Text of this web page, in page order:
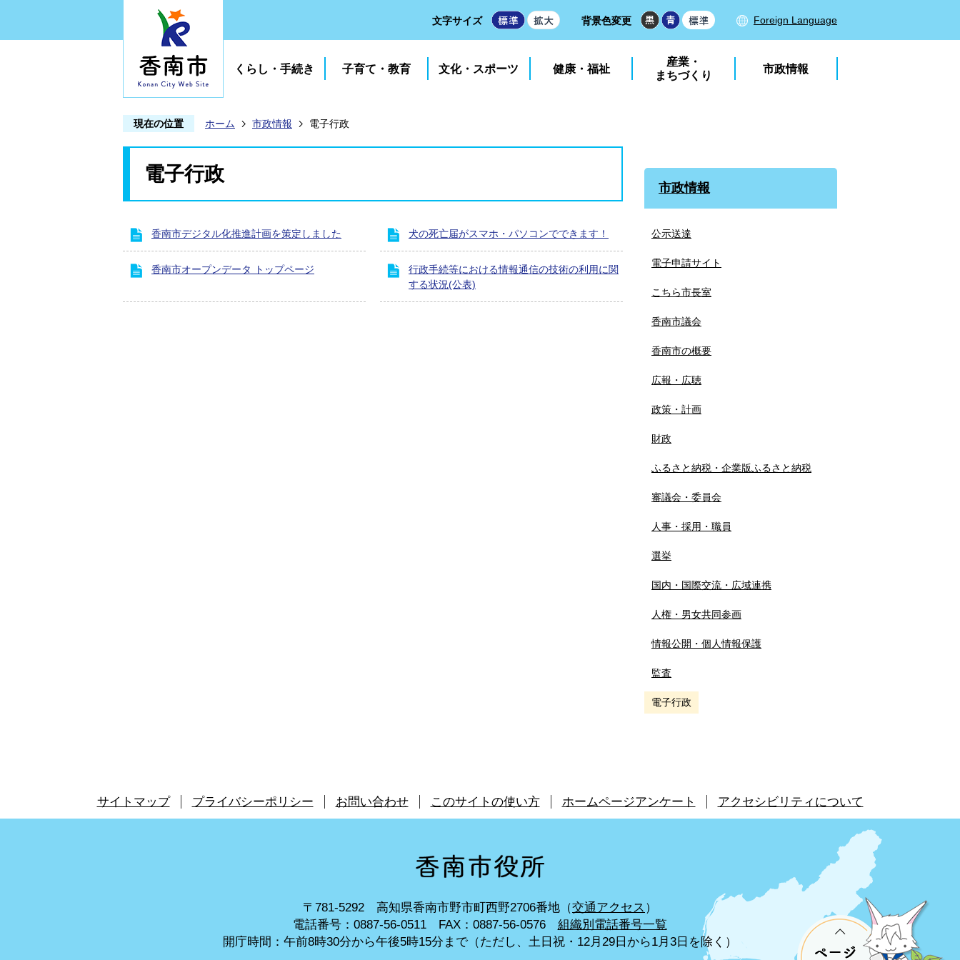
文字サイズ 背景色変更 Foreign Language
くらし・手続き 子育て・教育 文化・スポーツ 健康・福祉
産業・
まちづくり
市政情報
現在の位置 ホーム 市政情報 電子行政
電子行政
香南市デジタル化推進計画を策定しました 犬の死亡届がスマホ・パソコンでできます！
香南市オープンデータ トップページ
行政手続等における情報通信の技術の利用に関
する状況(公表)
市政情報
公示送達
電子申請サイト
こちら市長室
香南市議会
香南市の概要
広報・広聴
政策・計画
財政
ふるさと納税・企業版ふるさと納税
審議会・委員会
人事・採用・職員
選挙
国内・国際交流・広域連携
人権・男女共同参画
情報公開・個人情報保護
監査
電子行政
サイトマップ プライバシーポリシー お問い合わせ このサイトの使い方 ホームページアンケート アクセシビリティについて
〒781-5292 高知県香南市野市町西野2706番地（交通アクセス ）
電話番号：0887-56-0511
FAX：0887-56-0576
組織別電話番号一覧
開庁時間：午前8時30分から午後5時15分まで（ただし、土日祝・12月29日から1月3日を除く）